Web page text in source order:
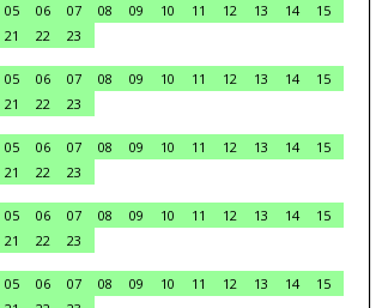
05 06 07 08 09 10 11 12 13 14
15
21 22
23
05 06 07 08 09 10 11 12 13 14
15
21 22
23
05 06 07 08 09 10 11 12 13 14
15
21 22
23
05 06 07 08 09 10 11 12 13 14
15
21 22
23
05 06 07 08 09 10 11 12 13 14
15